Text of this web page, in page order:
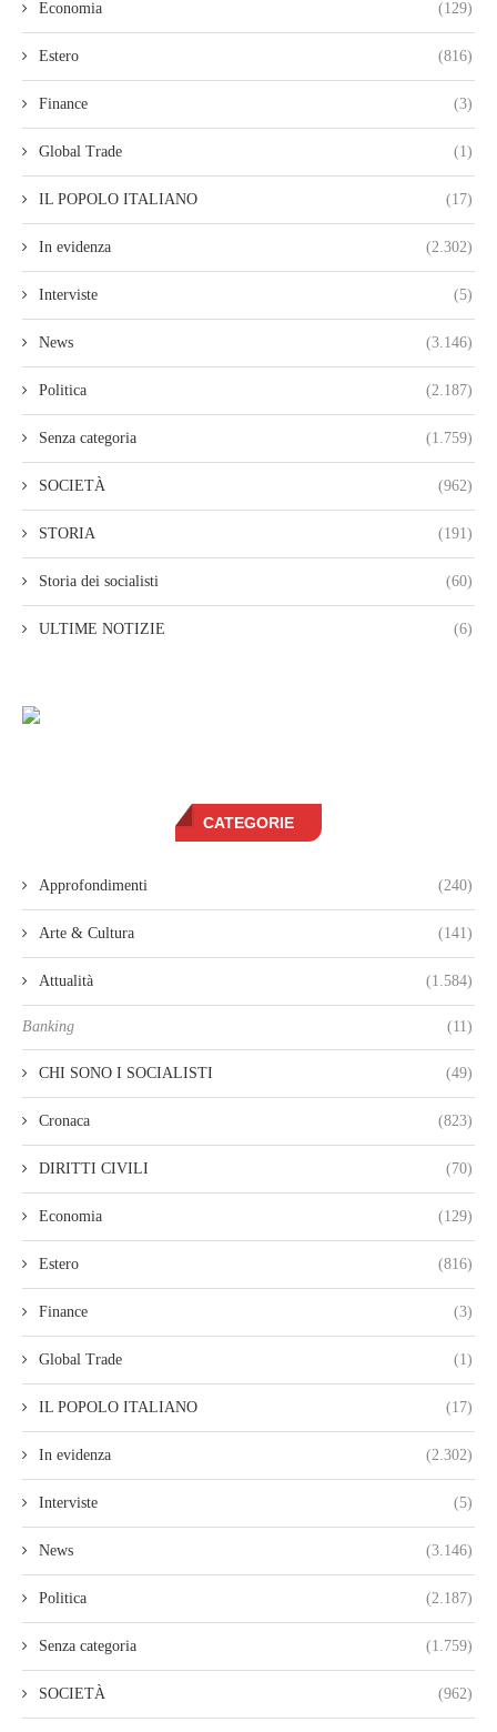
Economia (129)
Estero (816)
Finance (3)
Global Trade (1)
IL POPOLO ITALIANO (17)
In evidenza (2.302)
Interviste (5)
News (3.146)
Politica (2.187)
Senza categoria (1.759)
SOCIETÀ (962)
STORIA (191)
Storia dei socialisti (60)
ULTIME NOTIZIE (6)
CATEGORIE
Approfondimenti (240)
Arte & Cultura (141)
Attualità (1.584)
Banking (11)
CHI SONO I SOCIALISTI (49)
Cronaca (823)
DIRITTI CIVILI (70)
Economia (129)
Estero (816)
Finance (3)
Global Trade (1)
IL POPOLO ITALIANO (17)
In evidenza (2.302)
Interviste (5)
News (3.146)
Politica (2.187)
Senza categoria (1.759)
SOCIETÀ (962)